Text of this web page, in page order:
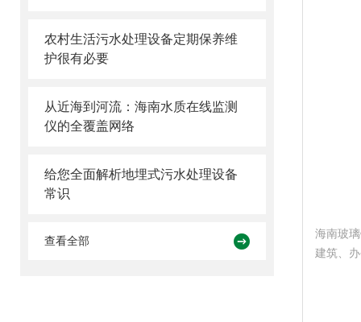
农村生活污水处理设备定期保养维
护很有必要
从近海到河流：海南水质在线监测
仪的全覆盖网络
给您全面解析地埋式污水处理设备
常识
查看全部
海南玻
建筑、